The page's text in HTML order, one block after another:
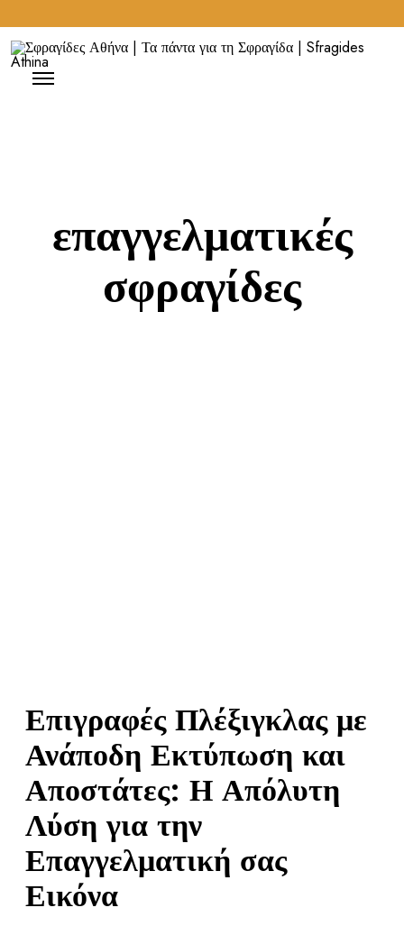
επαγγελματικές
σφραγίδες
Επιγραφές Πλέξιγκλας με
Ανάποδη Εκτύπωση και
Αποστάτες: Η Απόλυτη
Λύση για την
Επαγγελματική σας
Εικόνα